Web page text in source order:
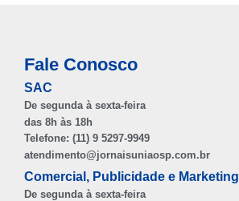
Fale Conosco
SAC
De segunda à sexta-feira
das 8h às 18h
Telefone: (11) 9 5297-9949
atendimento@jornaisuniaosp.com.br
Comercial, Publicidade e Marketing
De segunda à sexta-feira